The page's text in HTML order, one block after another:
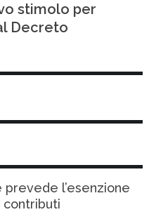
stimolo per
Decreto
prevede l’esenzione